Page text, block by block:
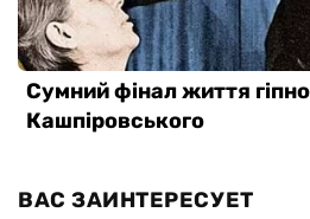
ВАС ЗАИНТЕРЕСУЕТ